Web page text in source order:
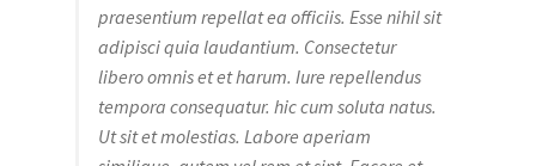
praesentium repellat ea officiis. Esse nihil sit
adipisci quia laudantium. Consectetur
libero omnis et et harum. Iure repellendus
tempora consequatur. hic cum soluta natus.
Ut sit et molestias. Labore aperiam